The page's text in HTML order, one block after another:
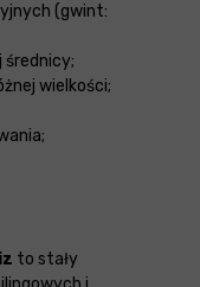
(gwint:
średnicy;
wielkości;
to stały